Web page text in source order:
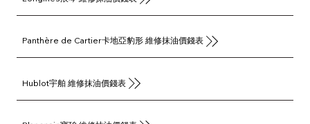
Panthère de Cartier卡地亞豹形 維修抹油價錢表
Hublot宇舶 維修抹油價錢表